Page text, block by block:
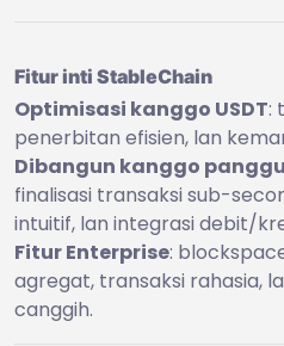
Fitur inti StableChain
Optimisasi kanggo USDT:
penerbitan efisien, lan
Dibangun kanggo
finalisasi transaksi sub-
intuitif, lan integrasi debit/
Fitur Enterprise:
agregat, transaksi rahasia,
canggih.